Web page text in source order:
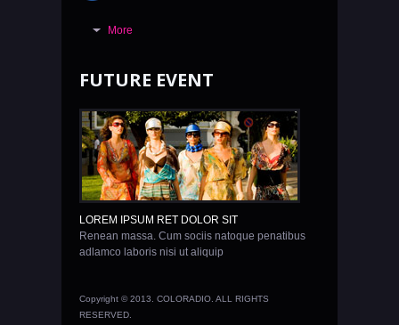
More
FUTURE EVENT
LOREM IPSUM RET DOLOR SIT
Renean massa. Cum sociis natoque penatibus
adlamco laboris nisi ut aliquip
Copyright © 2013. COLORADIO. ALL RIGHTS
RESERVED.